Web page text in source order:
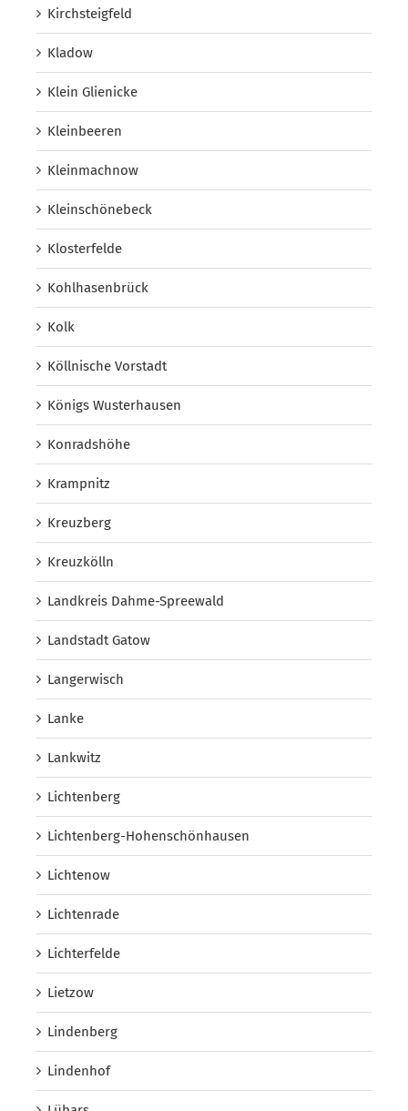
Kirchsteigfeld
Kladow
Klein Glienicke
Kleinbeeren
Kleinmachnow
Kleinschönebeck
Klosterfelde
Kohlhasenbrück
Kolk
Köllnische Vorstadt
Königs Wusterhausen
Konradshöhe
Krampnitz
Kreuzberg
Kreuzkölln
Landkreis Dahme-Spreewald
Landstadt Gatow
Langerwisch
Lanke
Lankwitz
Lichtenberg
Lichtenberg-Hohenschönhausen
Lichtenow
Lichtenrade
Lichterfelde
Lietzow
Lindenberg
Lindenhof